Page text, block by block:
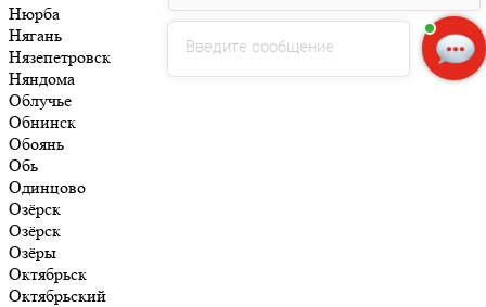
Нюрба
Нягань
Нязепетровск
Няндома
Облучье
Обнинск
Обоянь
Обь
Одинцово
Озёрск
Озёрск
Озёры
Октябрьск
Октябрьский
Введите сообщение